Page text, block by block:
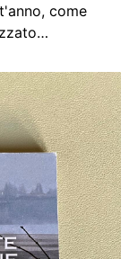
come
…